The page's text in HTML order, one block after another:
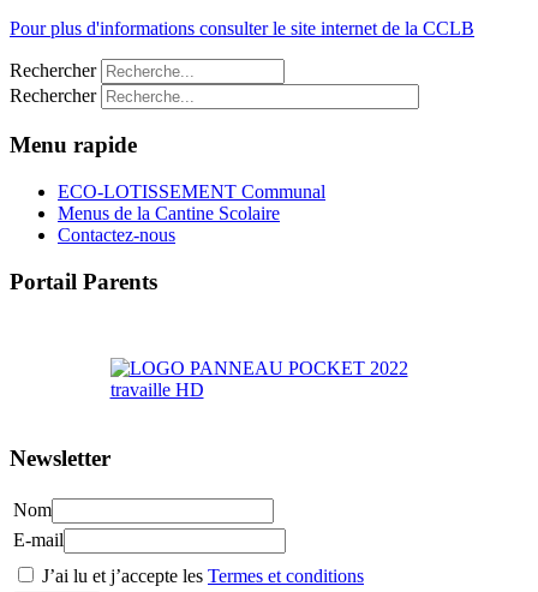
Pour plus d'informations consulter le site internet de la CCLB
Rechercher
Rechercher
Menu rapide
ECO-LOTISSEMENT Communal
Menus de la Cantine Scolaire
Contactez-nous
Portail Parents
Newsletter
Nom
E-mail
J’ai lu et j’accepte les Termes et conditions